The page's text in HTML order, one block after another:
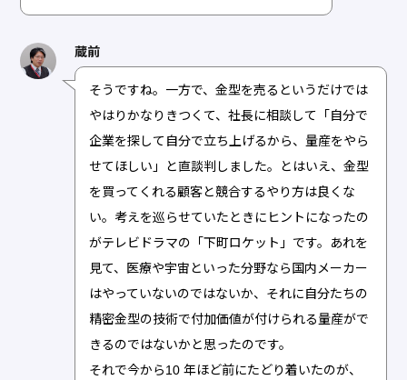
蔵前
そうですね。一方で、金型を売るというだけでは
やはりかなりきつくて、社長に相談して「自分で
企業を探して自分で立ち上げるから、量産をやら
せてほしい」と直談判しました。とはいえ、金型
を買ってくれる顧客と競合するやり方は良くな
い。考えを巡らせていたときにヒントになったの
がテレビドラマの「下町ロケット」です。あれを
見て、医療や宇宙といった分野なら国内メーカー
はやっていないのではないか、それに自分たちの
精密金型の技術で付加価値が付けられる量産がで
きるのではないかと思ったのです。
それで今から10 年ほど前にたどり着いたのが、